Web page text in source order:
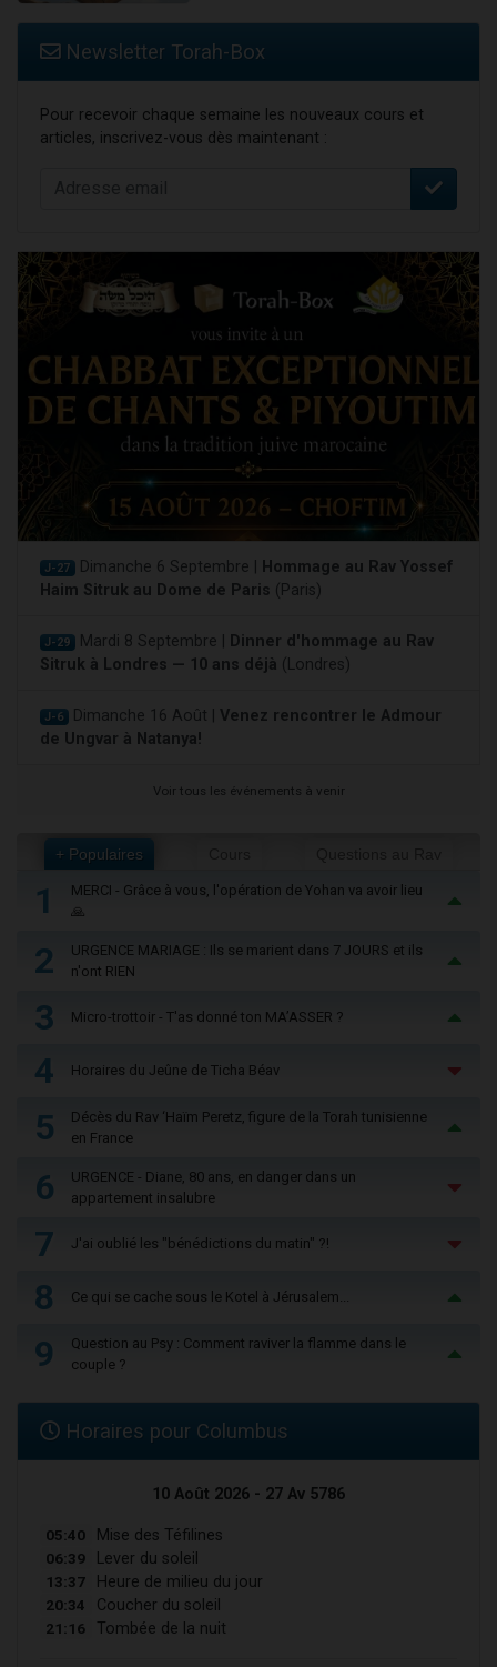
Newsletter Torah-Box
Pour recevoir chaque semaine les nouveaux cours et
articles, inscrivez-vous dès maintenant :
J-27 Dimanche 6 Septembre |
Hommage au Rav Yossef
Haim Sitruk au Dome de Paris (Paris)
J-29 Mardi 8 Septembre |
Dinner d'hommage au Rav
Sitruk à Londres — 10 ans déjà (Londres)
J-6 Dimanche 16 Août | Venez rencontrer le Admour
de Ungvar à Natanya!
Voir tous les événements à venir
+ Populaires
1
MERCI - Grâce à vous, l'opération de Yohan va avoir lieu
🙏
2
URGENCE MARIAGE : Ils se marient dans 7 JOURS et ils
n'ont RIEN
3 Micro-trottoir - T'as donné ton MA’ASSER ?
4 Horaires du Jeûne de Ticha Béav
5
Décès du Rav ‘Haïm Peretz, figure de la Torah tunisienne
en France
6
URGENCE - Diane, 80 ans, en danger dans un
appartement insalubre
7 J'ai oublié les "bénédictions du matin" ?!
8 Ce qui se cache sous le Kotel à Jérusalem...
9
Question au Psy : Comment raviver la flamme dans le
couple ?
Horaires pour Columbus
10 Août 2026 - 27 Av 5786
05:40 Mise des Téfilines
06:39 Lever du soleil
13:37 Heure de milieu du jour
20:34 Coucher du soleil
21:16 Tombée de la nuit